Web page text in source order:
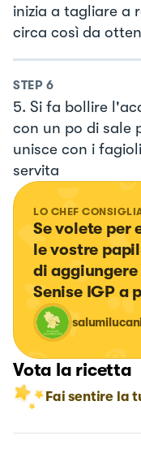
inizia a tagliare a
circa così da
STEP 6
5. Si fa bollire
con un po di sale
unisce con i
servita
LO CHEF
Se volete per
le vostre
di
Senise IGP a
Vota la ricetta
Fai sentire la